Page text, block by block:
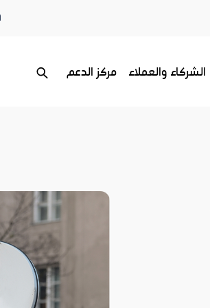
الشركاء والعملاء مركز الدعم